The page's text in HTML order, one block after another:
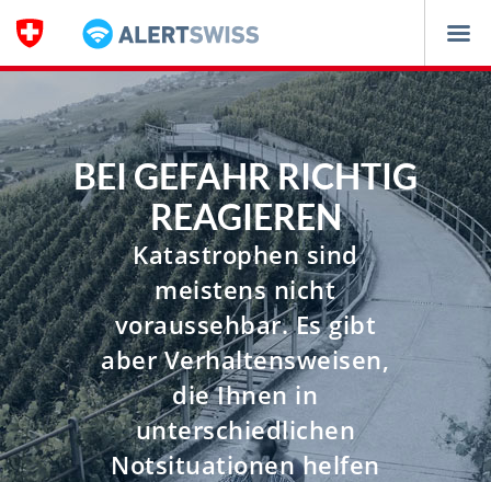
Navigation
BEI GEFAHR RICHTIG
REAGIEREN
Katastrophen sind
meistens nicht
voraussehbar. Es gibt
aber Verhaltensweisen,
die Ihnen in
unterschiedlichen
Notsituationen helfen